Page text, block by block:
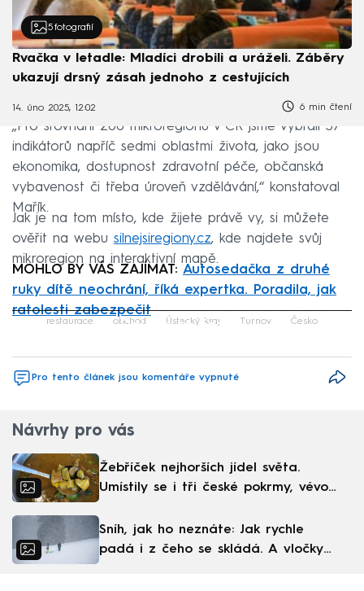
5 fotografií
Rvačka v letadle: Mladíci drobili a uráželi. Záběry
ukazují drsný zásah jednoho z cestujících
14. úno 2025, 12:02 6 min čtení
„Pro srovnání 206 mikroregionů v ČR jsme vybrali 37
indikátorů napříč sedmi oblastmi života, jako jsou
ekonomika, dostupnost zdravotní péče, občanská
vybavenost či třeba úroveň vzdělávání,“ konstatoval
Mařík.
Jak je na tom místo, kde žijete právě vy, si můžete
ověřit na webu silnejsiregiony.cz, kde najdete svůj
mikroregion na interaktivní mapě.
MOHLO BY VÁS ZAJÍMAT: Autosedačka z druhé
ruky dítě neochrání, říká expertka. Poradila, jak
ratolesti zabezpečit
Failed to fetch
restaurace obchod Ústecký kraj Turnov Česko
Pro tento článek jsou komentáře vypnuté
Návrhy pro vás
Žebříček nejhorších jídel světa.
Umístily se i tři české pokrmy, vévodí
Sníh, jak ho neznáte: Jak rychle
padá i z čeho se skládá. A vločky